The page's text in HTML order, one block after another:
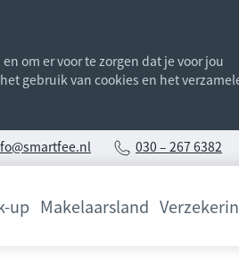
om er voor te zorgen dat je voor jou
gebruik van cookies en het
030 – 267 6382
up Makelaarsland